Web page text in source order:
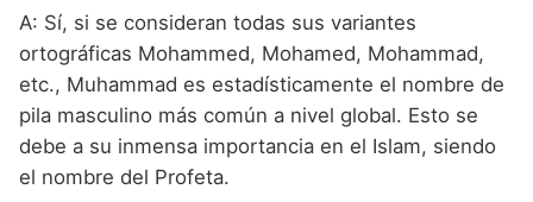
A: Sí, si se consideran todas sus variantes
ortográficas Mohammed, Mohamed, Mohammad,
etc., Muhammad es estadísticamente el nombre de
pila masculino más común a nivel global. Esto se
debe a su inmensa importancia en el Islam, siendo
el nombre del Profeta.